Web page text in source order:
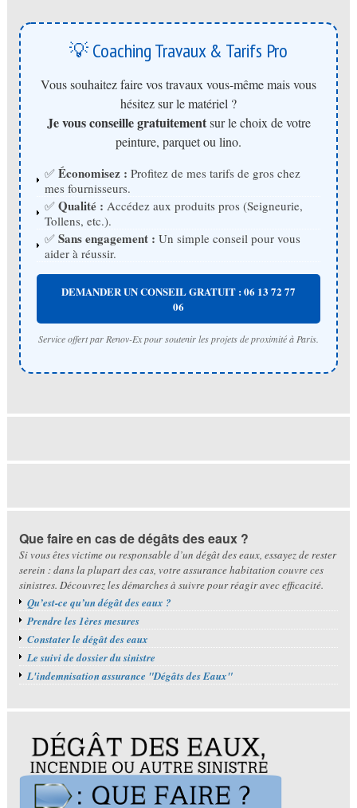
💡 Coaching Travaux & Tarifs Pro
Vous souhaitez faire vos travaux vous-même mais vous
hésitez sur le matériel ?
Je vous conseille gratuitementsur le choix de votre
peinture, parquet ou lino.
✅ Économisez : Profitez de mes tarifs de gros chez
mes fournisseurs.
✅ Qualité : Accédez aux produits pros (Seigneurie,
Tollens, etc.).
✅ Sans engagement : Un simple conseil pour vous
aider à réussir.
DEMANDER UN CONSEIL GRATUIT : 06 13 72 77
06
Service offert par Renov-Ex pour soutenir les projets de proximité à Paris.
Que faire en cas de dégâts des eaux ?
Si vous êtes victime ou responsable d’un dégât des eaux, essayez de rester
serein : dans la plupart des cas, votre assurance habitation couvre ces
sinistres. Découvrez les démarches à suivre pour réagir avec efficacité.
Qu’est-ce qu’un dégât des eaux ?
Prendre les 1ères mesures
Constater le dégât des eaux
Le suivi de dossier du sinistre
L'indemnisation assurance "Dégâts des Eaux"